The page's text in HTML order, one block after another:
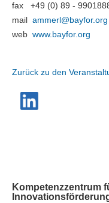
fax +49 (0) 89 -
mail ammerl@bayfor.org
web www.bayfor.org
Zurück zu den
Kompetenzzentrum